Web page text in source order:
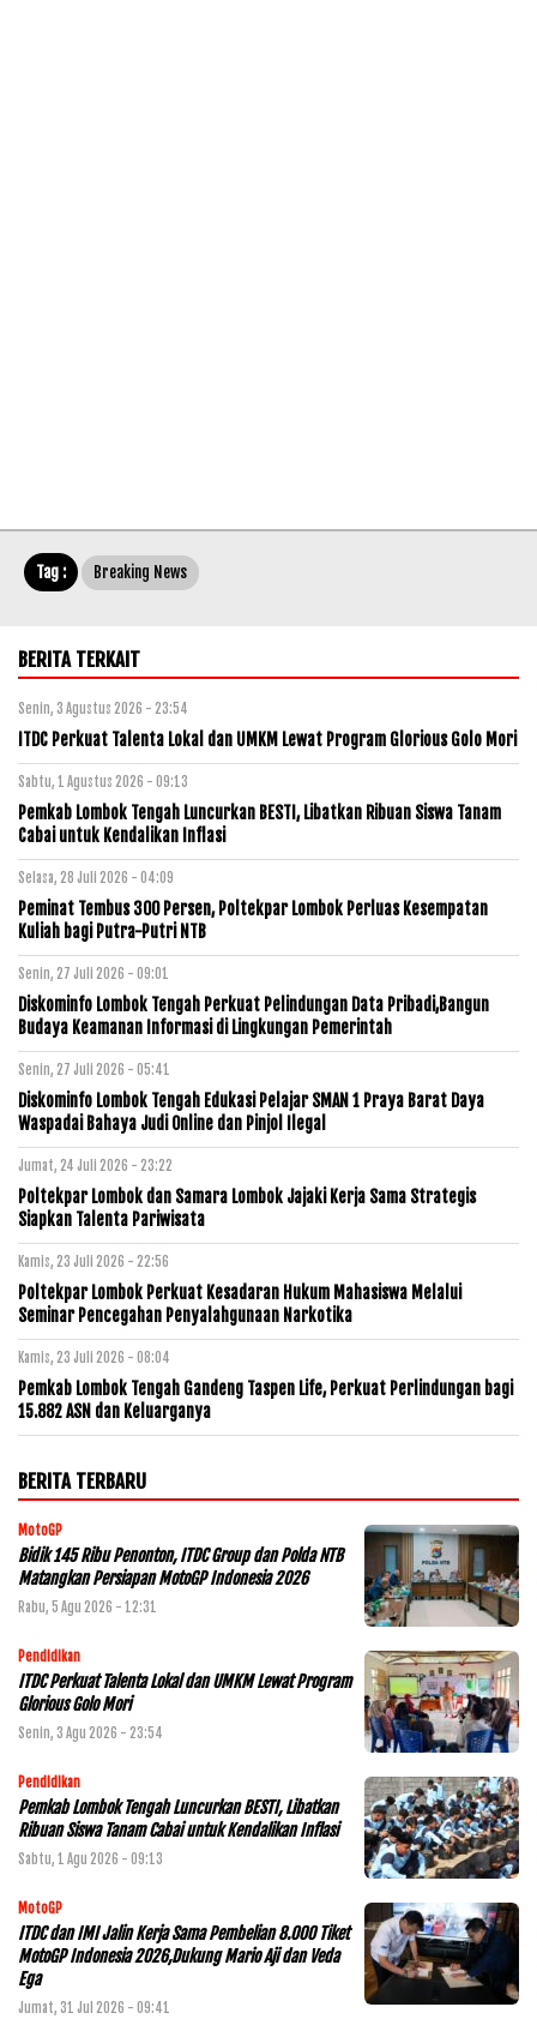
Tag : Breaking News
BERITA TERKAIT
Senin, 3 Agustus 2026 - 23:54
ITDC Perkuat Talenta Lokal dan UMKM Lewat Program Glorious Golo Mori
Sabtu, 1 Agustus 2026 - 09:13
Pemkab Lombok Tengah Luncurkan BESTI, Libatkan Ribuan Siswa Tanam
Cabai untuk Kendalikan Inflasi
Selasa, 28 Juli 2026 - 04:09
Peminat Tembus 300 Persen, Poltekpar Lombok Perluas Kesempatan
Kuliah bagi Putra-Putri NTB
Senin, 27 Juli 2026 - 09:01
Diskominfo Lombok Tengah Perkuat Pelindungan Data Pribadi,Bangun
Budaya Keamanan Informasi di Lingkungan Pemerintah
Senin, 27 Juli 2026 - 05:41
Diskominfo Lombok Tengah Edukasi Pelajar SMAN 1 Praya Barat Daya
Waspadai Bahaya Judi Online dan Pinjol Ilegal
Jumat, 24 Juli 2026 - 23:22
Poltekpar Lombok dan Samara Lombok Jajaki Kerja Sama Strategis
Siapkan Talenta Pariwisata
Kamis, 23 Juli 2026 - 22:56
Poltekpar Lombok Perkuat Kesadaran Hukum Mahasiswa Melalui
Seminar Pencegahan Penyalahgunaan Narkotika
Kamis, 23 Juli 2026 - 08:04
Pemkab Lombok Tengah Gandeng Taspen Life, Perkuat Perlindungan bagi
15.882 ASN dan Keluarganya
BERITA TERBARU
MotoGP
Bidik 145 Ribu Penonton, ITDC Group dan Polda NTB
Matangkan Persiapan MotoGP Indonesia 2026
Rabu, 5 Agu 2026 - 12:31
Pendidikan
ITDC Perkuat Talenta Lokal dan UMKM Lewat Program
Glorious Golo Mori
Senin, 3 Agu 2026 - 23:54
Pendidikan
Pemkab Lombok Tengah Luncurkan BESTI, Libatkan
Ribuan Siswa Tanam Cabai untuk Kendalikan Inflasi
Sabtu, 1 Agu 2026 - 09:13
MotoGP
ITDC dan IMI Jalin Kerja Sama Pembelian 8.000 Tiket
MotoGP Indonesia 2026,Dukung Mario Aji dan Veda
Ega
Jumat, 31 Jul 2026 - 09:41